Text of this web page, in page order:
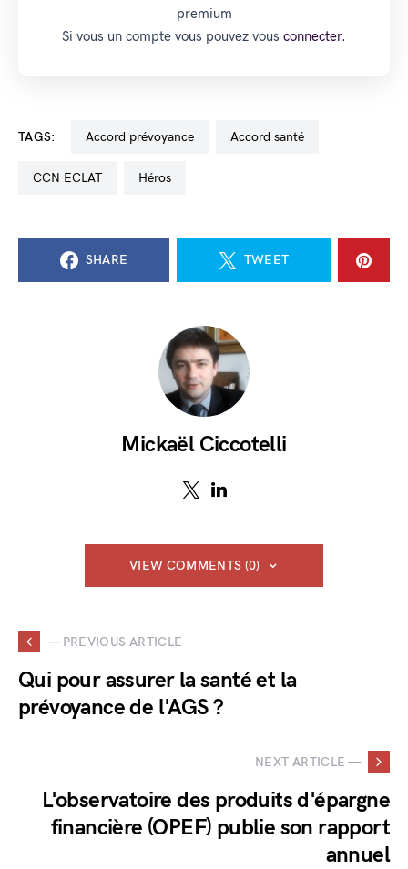
premium
Si vous un compte vous pouvez vous connecter.
TAGS: accord prévoyance accord santé
CCN ECLAT Héros
SHARE TWEET
Mickaël Ciccotelli
VIEW COMMENTS (0)
— PREVIOUS ARTICLE
Qui pour assurer la santé et la
prévoyance de l'AGS ?
NEXT ARTICLE —
L'observatoire des produits d'épargne
financière (OPEF) publie son rapport
annuel